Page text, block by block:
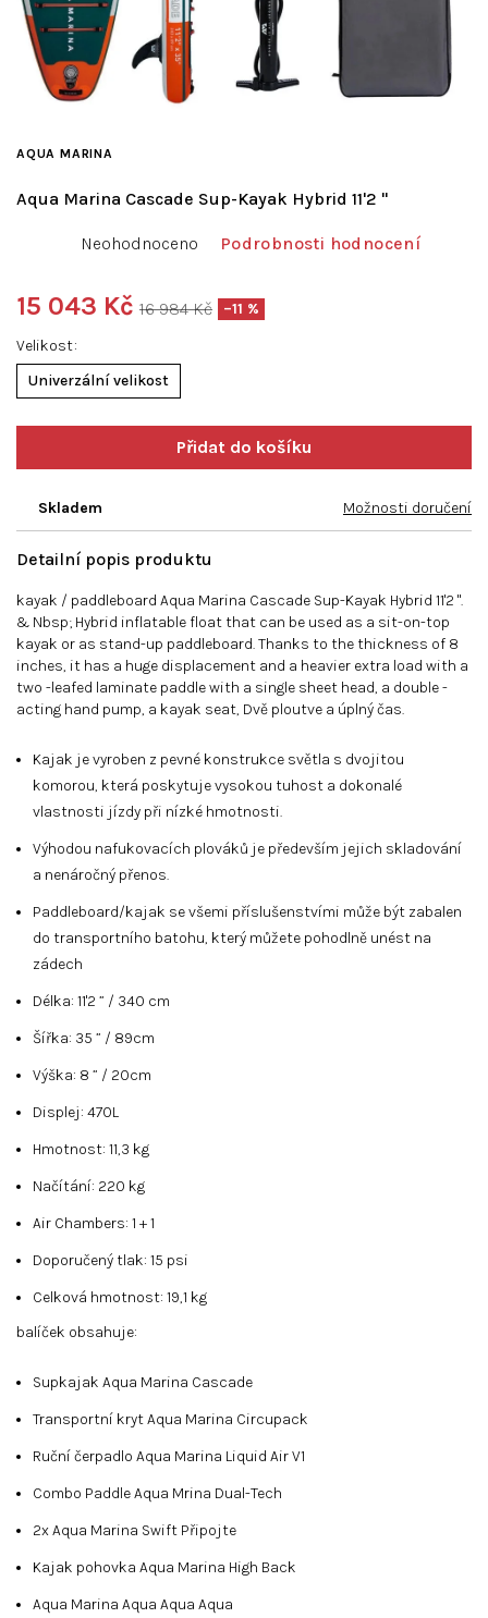
Velikost
Univerzální velikost
16 984 Kč –11 %
15 043 Kč
Skladem Možnosti doručení
Aqua Marina Cascade Sup-Kayak Hybrid 11'2 "
AQUA MARINA
hodnocení
je
0,0
hvězdiček.
Neohodnoceno Podrobnosti hodnocení
Detailní popis produktu
kayak / paddleboard Aqua Marina Cascade Sup-Kayak Hybrid 11'2 ".
& Nbsp; Hybrid inflatable float that can be used as a sit-on-top
kayak or as stand-up paddleboard. Thanks to the thickness of 8
inches, it has a huge displacement and a heavier extra load with a
two -leafed laminate paddle with a single sheet head, a double -
acting hand pump, a kayak seat, Dvě ploutve a úplný čas.
Kajak je vyroben z pevné konstrukce světla s dvojitou
komorou, která poskytuje vysokou tuhost a dokonalé
vlastnosti jízdy při nízké hmotnosti.
Výhodou nafukovacích plováků je především jejich skladování
a nenáročný přenos.
Paddleboard/kajak se všemi příslušenstvími může být zabalen
do transportního batohu, který můžete pohodlně unést na
zádech
Délka: 11'2 ” / 340 cm
Šířka: 35 ” / 89cm
Výška: 8 ” / 20cm
Displej: 470L
Hmotnost: 11,3 kg
Načítání: 220 kg
Air Chambers: 1 + 1
Doporučený tlak: 15 psi
Celková hmotnost: 19,1 kg
balíček obsahuje:
Supkajak Aqua Marina Cascade
Transportní kryt Aqua Marina Circupack
Ruční čerpadlo Aqua Marina Liquid Air V1
Combo Paddle Aqua Mrina Dual-Tech
2x Aqua Marina Swift Připojte
Kajak pohovka Aqua Marina High Back
Aqua Marina Aqua Aqua Aqua